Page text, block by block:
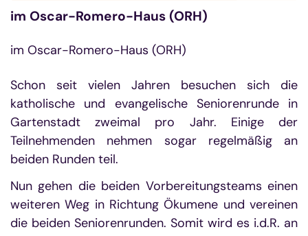
im Oscar-Romero-Haus (ORH)
im Oscar-Romero-Haus (ORH)
Schon seit vielen Jahren besuchen sich die
katholische und evangelische Seniorenrunde in
Gartenstadt zweimal pro Jahr. Einige der
Teilnehmenden nehmen sogar regelmäßig an
beiden Runden teil.
Nun gehen die beiden Vorbereitungsteams einen
weiteren Weg in Richtung Ökumene und vereinen
die beiden Seniorenrunden. Somit wird es i.d.R. an